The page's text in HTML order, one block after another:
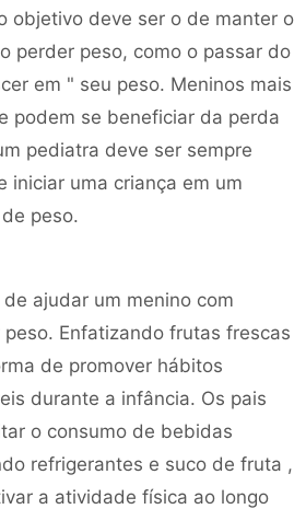
objetivo deve ser o de manter o
perder peso, como o passar do
em " seu peso. Meninos mais
podem se beneficiar da perda
pediatra deve ser sempre
iniciar uma criança em um
peso.
ajudar um menino com
Enfatizando frutas frescas
de promover hábitos
​​durante a infância. Os pais
o consumo de bebidas
refrigerantes e suco de fruta ,
a atividade física ao longo